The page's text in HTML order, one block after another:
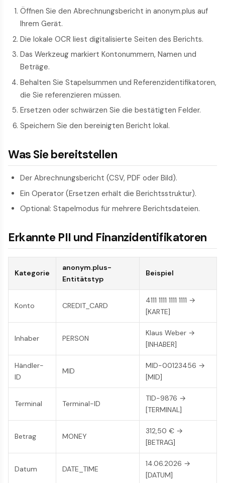
Öffnen Sie den Abrechnungsbericht in anonym.plus auf
Ihrem Gerät.
Die lokale OCR liest digitalisierte Seiten des Berichts.
Das Werkzeug markiert Kontonummern, Namen und
Beträge.
Behalten Sie Stapelsummen und Referenzidentifikatoren,
die Sie referenzieren müssen.
Ersetzen oder schwärzen Sie die bestätigten Felder.
Speichern Sie den bereinigten Bericht lokal.
Was Sie bereitstellen
Der Abrechnungsbericht (CSV, PDF oder Bild).
Ein Operator (Ersetzen erhält die Berichtsstruktur).
Optional: Stapelmodus für mehrere Berichtsdateien.
Erkannte PII und Finanzidentifikatoren
Kategorie
anonym.plus-
Entitätstyp
Beispiel
Konto CREDIT_CARD
4111 1111 1111 1111 →
[KARTE]
Inhaber PERSON
Klaus Weber →
[INHABER]
Händler-
ID
MID
MID-00123456 →
[MID]
Terminal Terminal-ID
TID-9876 →
[TERMINAL]
Betrag MONEY
312,50 € →
[BETRAG]
Datum DATE_TIME
14.06.2026 →
[DATUM]